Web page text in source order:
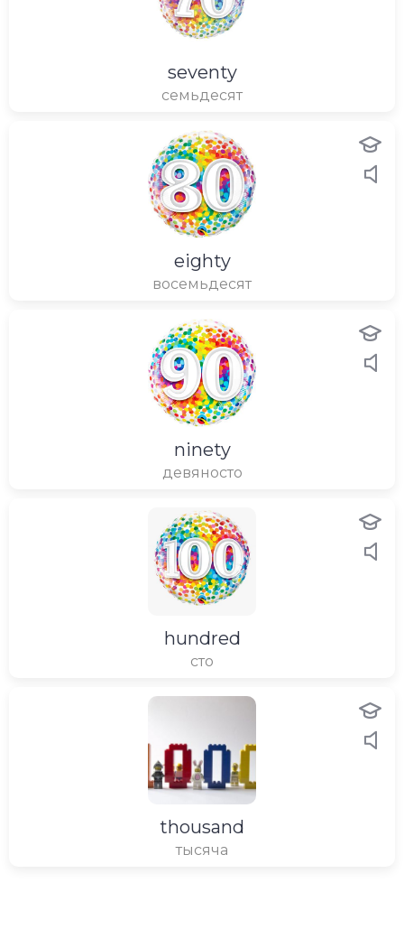
seventy
семьдесят
eighty
восемьдесят
ninety
девяносто
hundred
сто
thousand
тысяча